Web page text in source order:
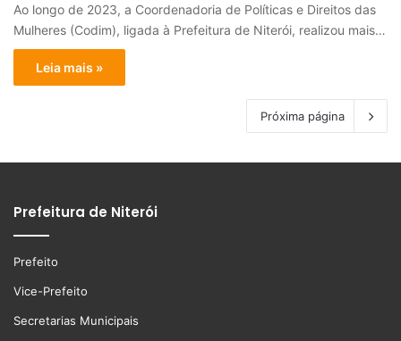
Ao longo de 2023, a Coordenadoria de Políticas e Direitos das
Mulheres (Codim), ligada à Prefeitura de Niterói, realizou mais…
Leia mais »
Próxima página
Prefeitura de Niterói
Prefeito
Vice-Prefeito
Secretarias Municipais